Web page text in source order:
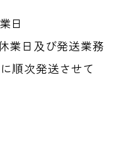
日
業日及び発送業務
順次発送させて